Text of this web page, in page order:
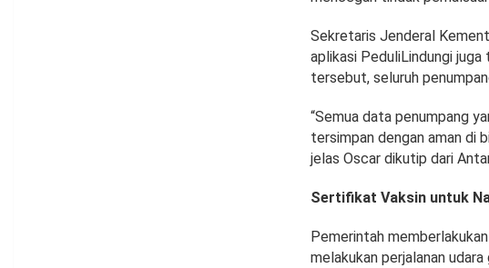
Sekretaris Jenderal
aplikasi PeduliLindungi
tersebut, seluruh
“Semua data penumpang
tersimpan dengan aman di
jelas Oscar dikutip dari
Sertifikat Vaksin untuk
Pemerintah
melakukan perjalanan